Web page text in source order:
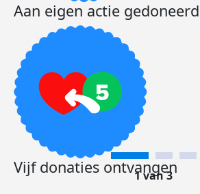
Aan eigen actie gedoneerd
Vijf donaties ontvangen
1 van 3